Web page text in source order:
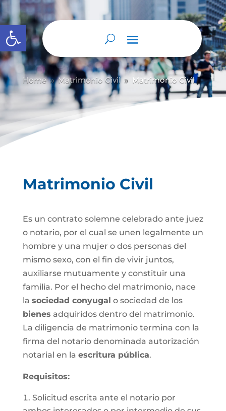
Abrir barra de herramientas
Home 9 Matrimonio Civil 9 Matrimonio Civil
Matrimonio Civil
Es un contrato solemne celebrado ante juez
o notario, por el cual se unen legalmente un
hombre y una mujer o dos personas del
mismo sexo, con el fin de vivir juntos,
auxiliarse mutuamente y constituir una
familia. Por el hecho del matrimonio, nace
la sociedad conyugal o sociedad de los
bienes adquiridos dentro del matrimonio.
La diligencia de matrimonio termina con la
firma del notario denominada autorización
notarial en la escritura pública.
Requisitos:
Solicitud escrita ante el notario por